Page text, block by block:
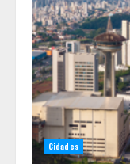
Cidades